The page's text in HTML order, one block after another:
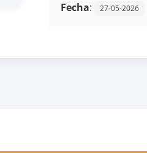
Fecha: 27-05-2026